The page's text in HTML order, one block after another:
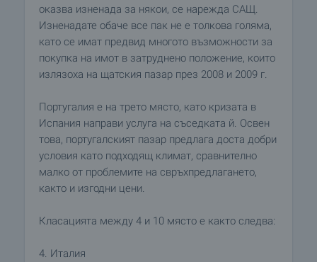
оказва изненада за някои, се нарежда САЩ.
Изненадате обаче все пак не е толкова голяма,
като се имат предвид многото възможности за
покупка на имот в затруднено положение, които
излязоха на щатския пазар през 2008 и 2009 г.
Португалия е на трето място, като кризата в
Испания направи услуга на съседката й. Освен
това, португалският пазар предлага доста добри
условия като подходящ климат, сравнително
малко от проблемите на свръхпредлагането,
както и изгодни цени.
Класацията между 4 и 10 място е както следва:
4. Италия